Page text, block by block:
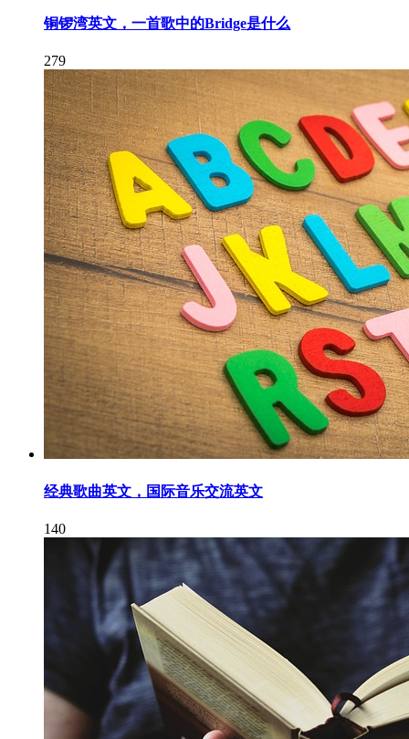
铜锣湾英文，一首歌中的Bridge是什么
279
经典歌曲英文，国际音乐交流英文
140